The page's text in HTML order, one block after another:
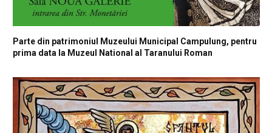
Parte din patrimoniul Muzeului Municipal Campulung, pentru
prima data la Muzeul National al Taranului Roman